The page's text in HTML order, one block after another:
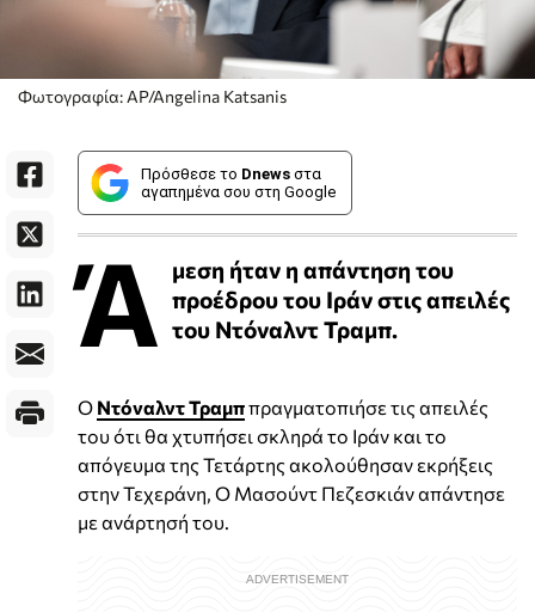
Φωτογραφία: AP/Angelina Katsanis
Πρόσθεσε το Dnews στα
αγαπημένα σου στη Google
Ά μεση ήταν η απάντηση του
προέδρου του Ιράν στις απειλές
του Ντόναλντ Τραμπ.
Ο Ντόναλντ Τραμππραγματοπιήσε τις απειλές
του ότι θα χτυπήσει σκληρά το Ιράν και το
απόγευμα της Τετάρτης ακολούθησαν εκρήξεις
στην Τεχεράνη, Ο Μασούντ Πεζεσκιάν απάντησε
με ανάρτησή του.